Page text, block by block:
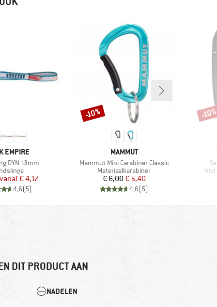
EMPIRE
DYN 13mm
Prijs
Verlaagde prijs
€ 4,17
4,6(5)
MERK
MAMMUT
Artikel
Mammut Mini Carabiner Classic
Productgroep
Materiaalkarabiner
Prijs
€ 6,00Verlaagde prijs
€ 5,40
4,6(5)
Korting
-10% -
DIT PRODUCT AAN
NADELEN